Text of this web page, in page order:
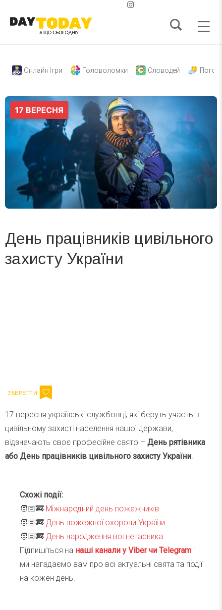
Онлайн Ігри Головоломки Словодей
День працівників цивільного
захисту України
17 вересня українські службовці, які беруть участь в
цивільному захисті населення нашої держави,
відзначають своє професійне свято – День рятівника
або День працівників цивільного захисту України.
Схожі події:
🧑🏻‍🚒 Міжнародний день пожежників
🧑🏻‍🚒 День пожежної охорони України
🧑🏻‍🚒 День народження вогнегасника
Підпишіться на наші канали у Viber чи Telegram і
ми нагадаємо вам про всі актуальні свята та події
на кожен день.